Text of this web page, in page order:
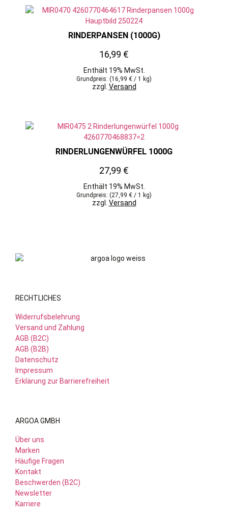
RINDERPANSEN (1000G)
16,99 €
Enthält 19% MwSt.
Grundpreis: (16,99 € / 1 kg)
zzgl. Versand
RINDERLUNGENWÜRFEL 1000G
27,99 €
Enthält 19% MwSt.
Grundpreis: (27,99 € / 1 kg)
zzgl. Versand
RECHTLICHES
Widerrufsbelehrung
Versand und Zahlung
AGB (B2C)
AGB (B2B)
Datenschutz
Impressum
Erklärung zur Barrierefreiheit
ARGOA GMBH
Über uns
Marken
Häufige Fragen
Kontakt
Beschwerden (B2C)
Newsletter
Karriere